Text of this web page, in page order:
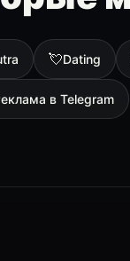
💘Dating
в Telegram